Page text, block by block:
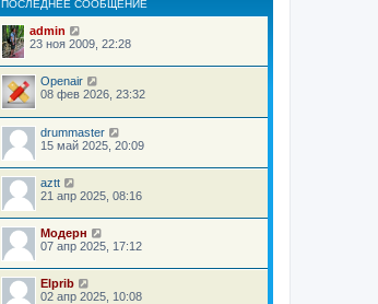
ПОСЛЕДНЕЕ СООБЩЕНИЕ
admin
23 ноя 2009, 22:28
Openair
08 фев 2026, 23:32
drummaster
15 май 2025, 20:09
aztt
21 апр 2025, 08:16
Модерн
07 апр 2025, 17:12
Elprib
02 апр 2025, 10:08